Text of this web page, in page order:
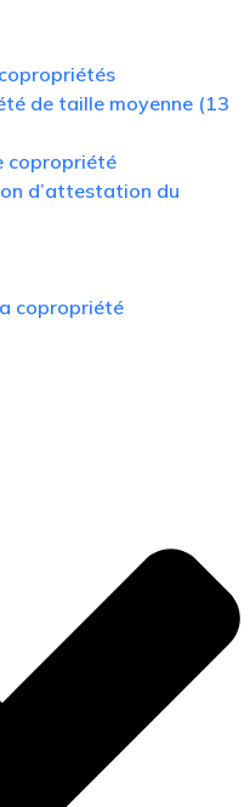
de taille moyenne (13
copropriété
d’attestation du
copropriété